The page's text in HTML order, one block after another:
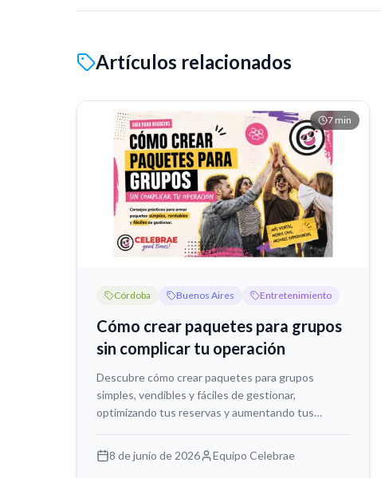
Artículos relacionados
7 min
Córdoba Buenos Aires Entretenimiento
Cómo crear paquetes para grupos
sin complicar tu operación
Descubre cómo crear paquetes para grupos
simples, vendibles y fáciles de gestionar,
optimizando tus reservas y aumentando tus
8 de junio de 2026
Equipo Celebrae